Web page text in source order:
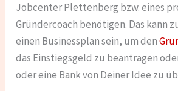
Jobcenter Plettenberg bzw. eines
Gründercoach benötigen. Das kann
einen Businessplan sein, um den
das Einstiegsgeld zu beantragen
oder eine Bank von Deiner Idee zu